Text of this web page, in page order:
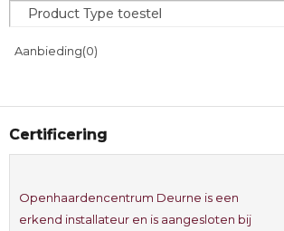
Aanbieding(0)
Certificering
Openhaardencentrum Deurne is een
erkend installateur en is aangesloten bij